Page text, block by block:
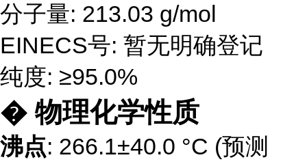
分子量: 213.03 g/mol
EINECS号: 暂无明确登记
纯度: ≥95.0%
� 物理化学性质
沸点: 266.1±40.0 °C (预测